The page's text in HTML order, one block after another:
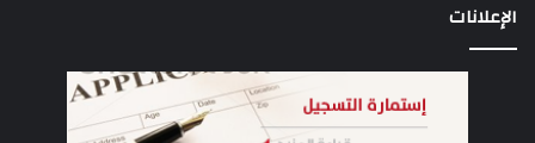
الإعلانات